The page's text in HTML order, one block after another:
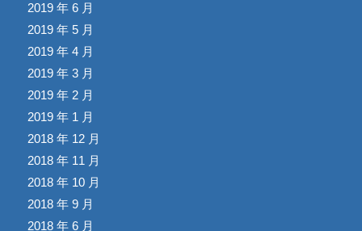
2019 年 6 月
2019 年 5 月
2019 年 4 月
2019 年 3 月
2019 年 2 月
2019 年 1 月
2018 年 12 月
2018 年 11 月
2018 年 10 月
2018 年 9 月
2018 年 6 月